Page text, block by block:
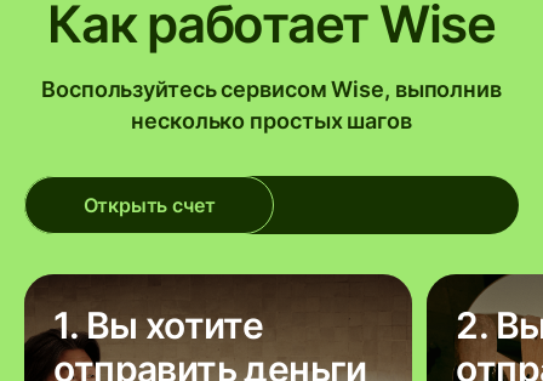
Как работает Wise
Воспользуйтесь сервисом Wise, выполнив
несколько простых шагов
Открыть счет
1. Вы хотите
отправить деньги
2.